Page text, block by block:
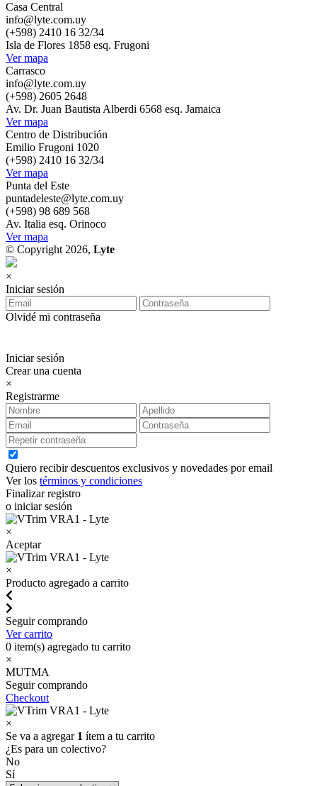
Casa Central
info@lyte.com.uy
(+598) 2410 16 32/34
Isla de Flores 1858 esq. Frugoni
Ver mapa
Carrasco
info@lyte.com.uy
(+598) 2605 2648
Av. Dr. Juan Bautista Alberdi 6568 esq. Jamaica
Ver mapa
Centro de Distribución
Emilio Frugoni 1020
(+598) 2410 16 32/34
Ver mapa
Punta del Este
puntadeleste@lyte.com.uy
(+598) 98 689 568
Av. Italia esq. Orinoco
Ver mapa
© Copyright 2026, Lyte
×
Iniciar sesión
Olvidé mi contraseña
Iniciar sesión
Crear una cuenta
×
Registrarme
Quiero recibir descuentos exclusivos y novedades por email
Ver los términos y condiciones
Finalizar registro
o iniciar sesión
×
Aceptar
×
Producto agregado a carrito
Seguir comprando
Ver carrito
0 item(s) agregado tu carrito
×
MUTMA
Seguir comprando
Checkout
×
Se va a agregar 1 ítem a tu carrito
¿Es para un colectivo?
No
Sí